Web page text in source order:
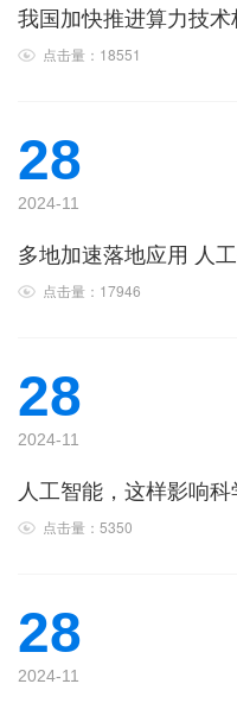
我国加快推进算力技
点击量：18551
28
2024-11
多地加速落地应用 人
点击量：17946
28
2024-11
人工智能，这样影响
点击量：5350
28
2024-11